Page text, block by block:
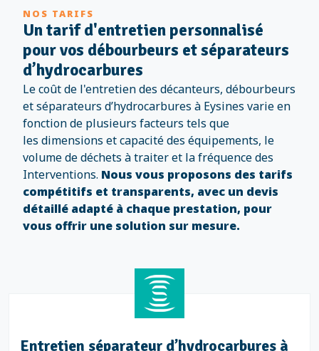
NOS TARIFS
Un tarif d'entretien personnalisé
pour vos débourbeurs et séparateurs
d’hydrocarbures
Le coût de l'entretien des décanteurs, débourbeurs
et séparateurs d’hydrocarbures à Eysines varie en
fonction de plusieurs facteurs tels que
les dimensions et capacité des équipements, le
volume de déchets à traiter et la fréquence des
Interventions. Nous vous proposons des tarifs
compétitifs et transparents, avec un devis
détaillé adapté à chaque prestation, pour
vous offrir une solution sur mesure.
à Eysines
Entretien